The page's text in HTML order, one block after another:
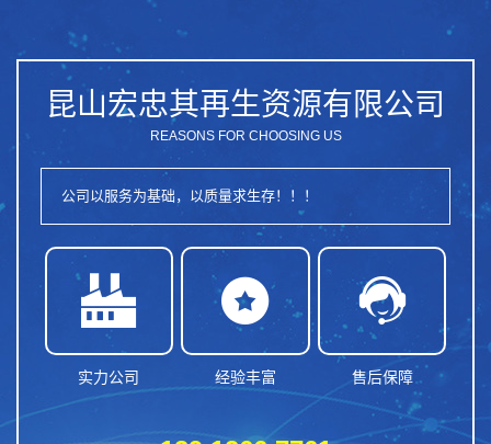
昆山宏忠其再生资源有限公司
REASONS FOR CHOOSING US
公司以服务为基础，以质量求生存！！！

实力公司

经验丰富

售后保障